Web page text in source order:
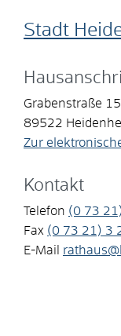
Stadt
Grabenstraße 15
89522
Zur
Kontakt
Telefon (0 73
Fax (0 73 21) 3
E-Mail